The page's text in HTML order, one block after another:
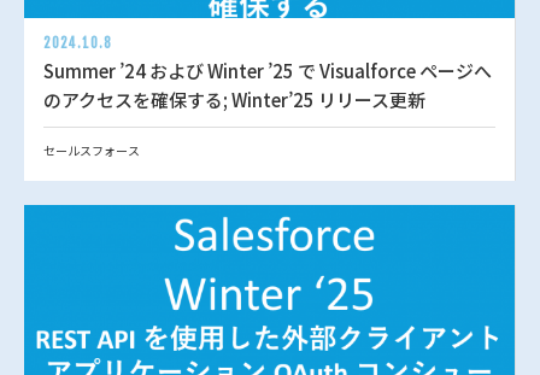
2024.10.8
Summer ’24 および Winter ’25 で Visualforce ページへ
のアクセスを確保する; Winter’25 リリース更新
セールスフォース